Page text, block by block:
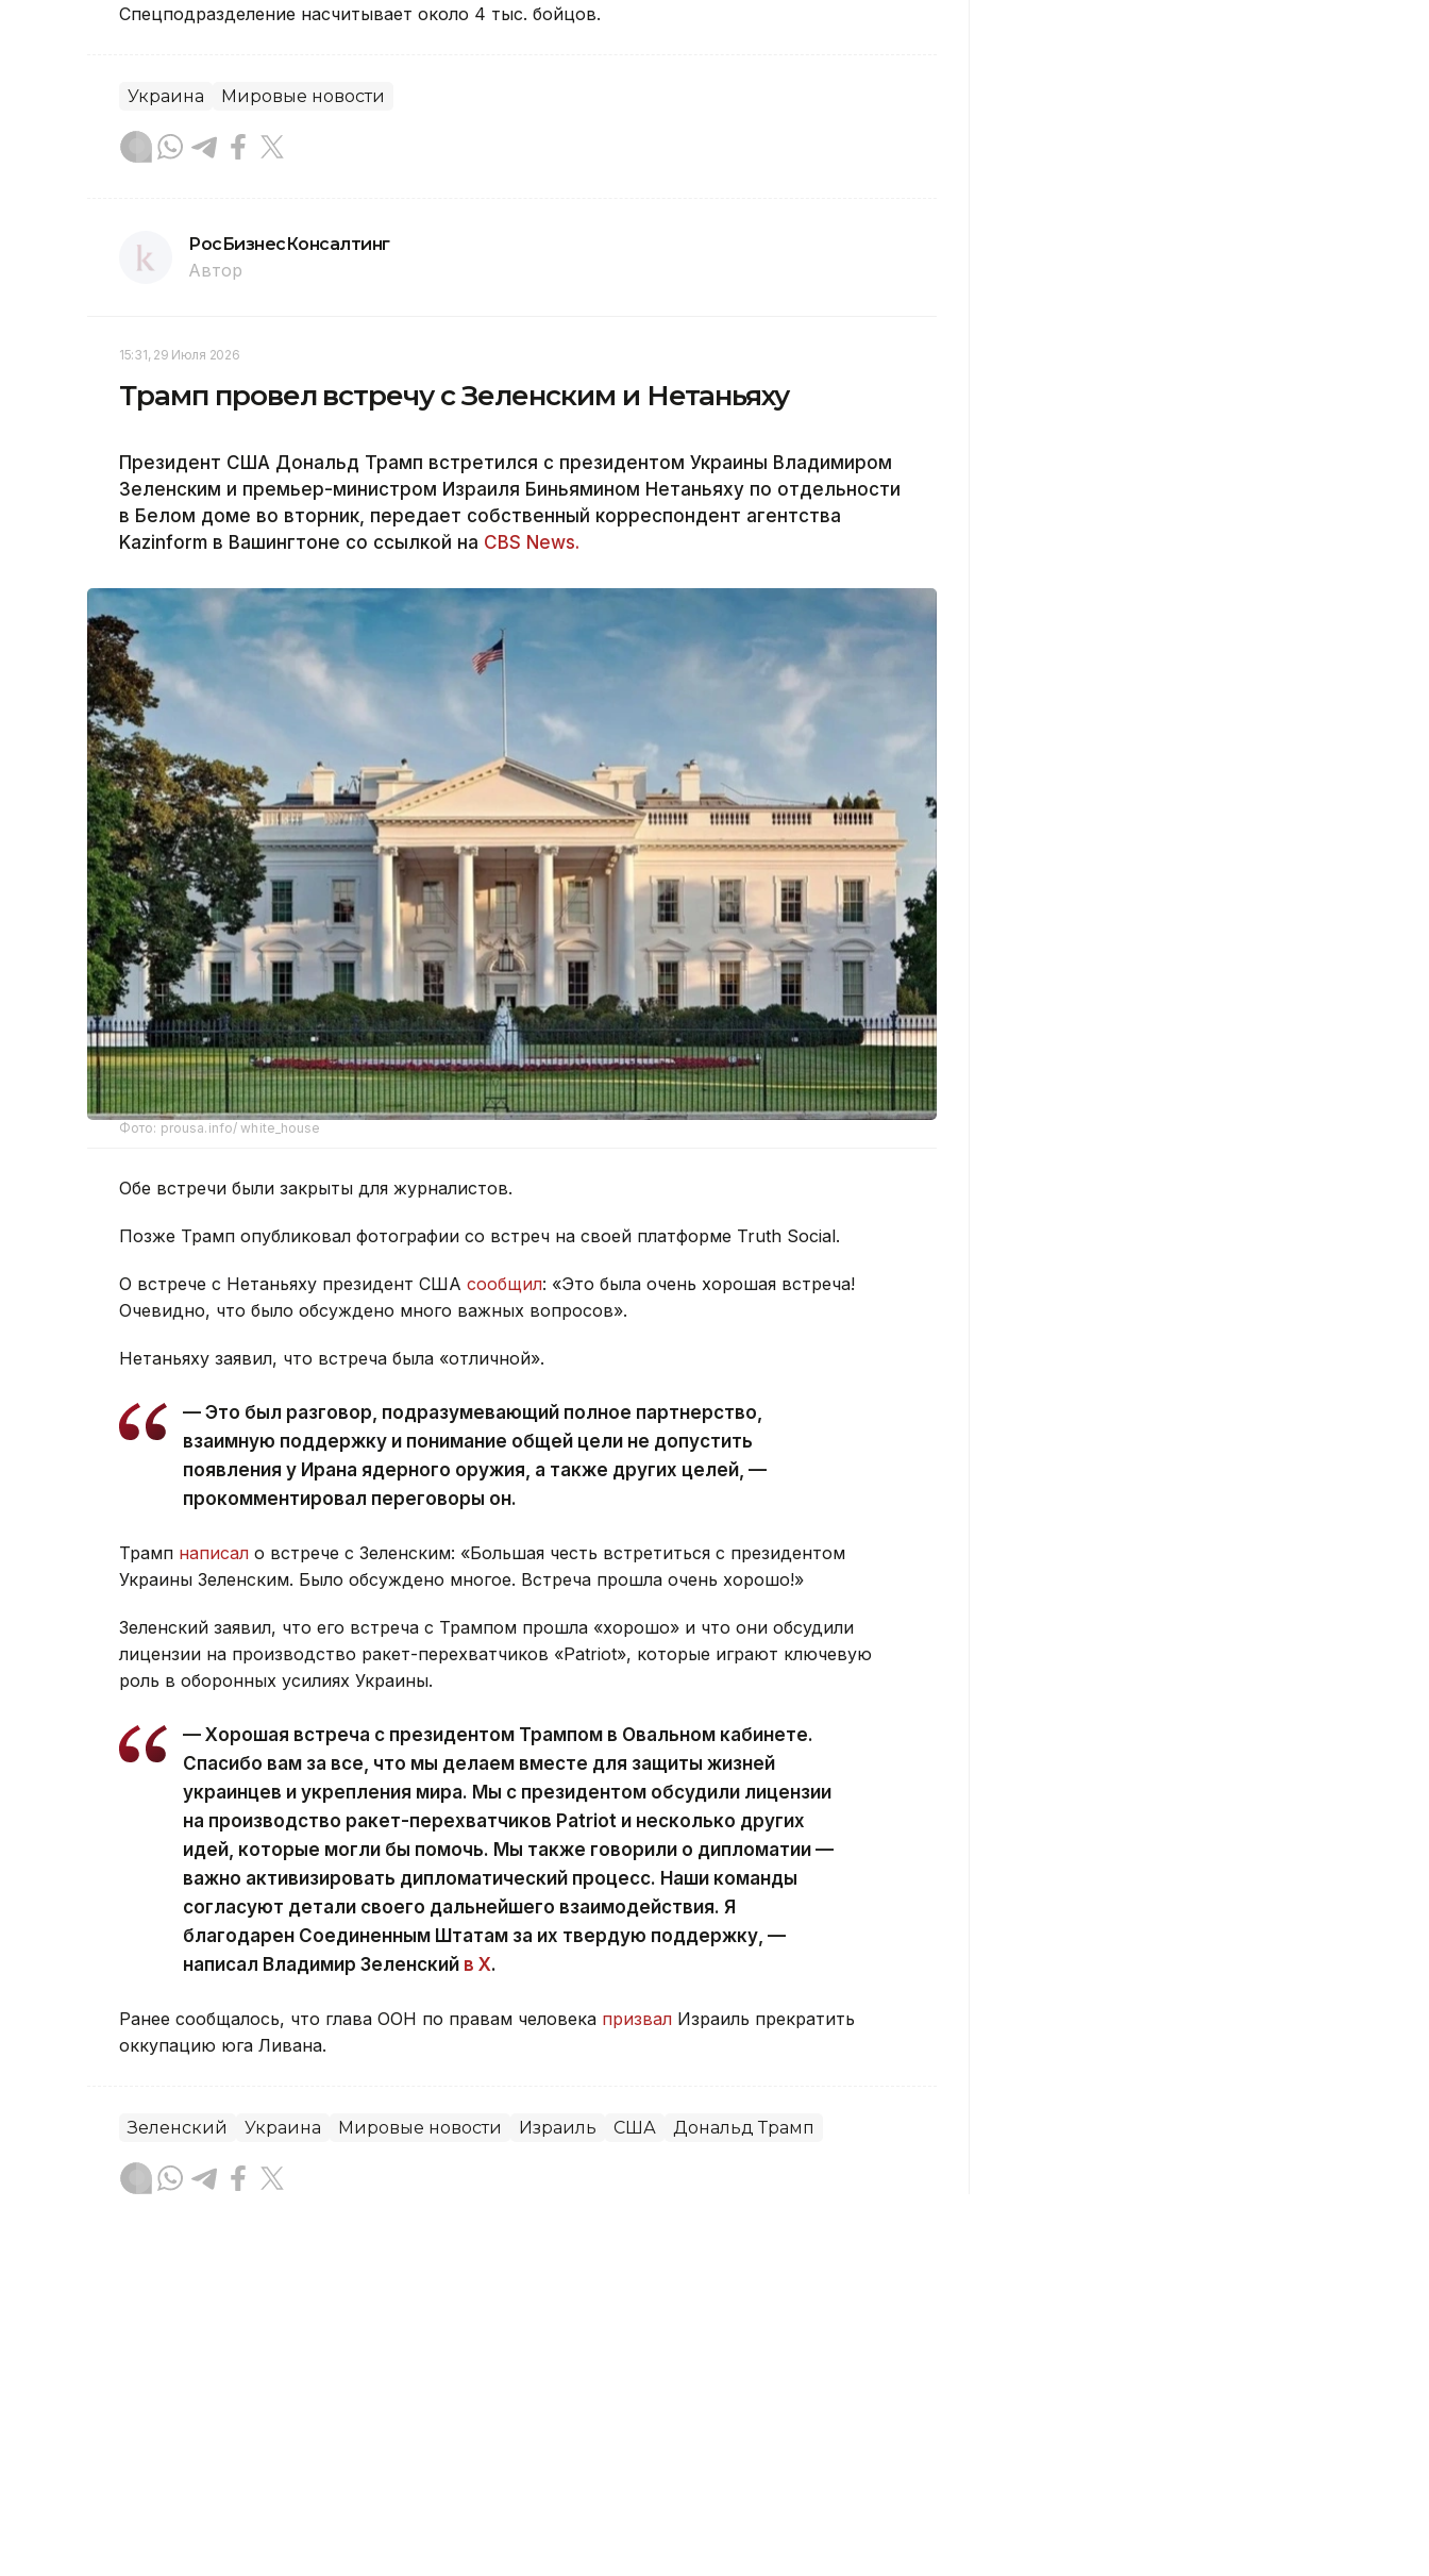
Спецподразделение насчитывает около 4 тыс. бойцов.
Украина Мировые новости
РосБизнесКонсалтинг
Автор
15:31, 29 Июля 2026
Трамп провел встречу с Зеленским и Нетаньяху
Президент США Дональд Трамп встретился с президентом Украины Владимиром
Зеленским и премьер-министром Израиля Биньямином Нетаньяху по отдельности
в Белом доме во вторник, передает собственный корреспондент агентства
Kazinform в Вашингтоне со ссылкой на CBS News.
Фото: prousa.info/ white_house
Обе встречи были закрыты для журналистов.
Позже Трамп опубликовал фотографии со встреч на своей платформе Truth Social.
О встрече с Нетаньяху президент США сообщил: «Это была очень хорошая встреча!
Очевидно, что было обсуждено много важных вопросов».
Нетаньяху заявил, что встреча была «отличной».
— Это был разговор, подразумевающий полное партнерство,
взаимную поддержку и понимание общей цели не допустить
появления у Ирана ядерного оружия, а также других целей, —
прокомментировал переговоры он.
Трамп написал о встрече с Зеленским: «Большая честь встретиться с президентом
Украины Зеленским. Было обсуждено многое. Встреча прошла очень хорошо!»
Зеленский заявил, что его встреча с Трампом прошла «хорошо» и что они обсудили
лицензии на производство ракет-перехватчиков «Patriot», которые играют ключевую
роль в оборонных усилиях Украины.
— Хорошая встреча с президентом Трампом в Овальном кабинете.
Спасибо вам за все, что мы делаем вместе для защиты жизней
украинцев и укрепления мира. Мы с президентом обсудили лицензии
на производство ракет-перехватчиков Patriot и несколько других
идей, которые могли бы помочь. Мы также говорили о дипломатии —
важно активизировать дипломатический процесс. Наши команды
согласуют детали своего дальнейшего взаимодействия. Я
благодарен Соединенным Штатам за их твердую поддержку, —
написал Владимир Зеленский в X.
Ранее сообщалось, что глава ООН по правам человека призвал Израиль прекратить
оккупацию юга Ливана.
Зеленский Украина Мировые новости Израиль США Дональд Трамп